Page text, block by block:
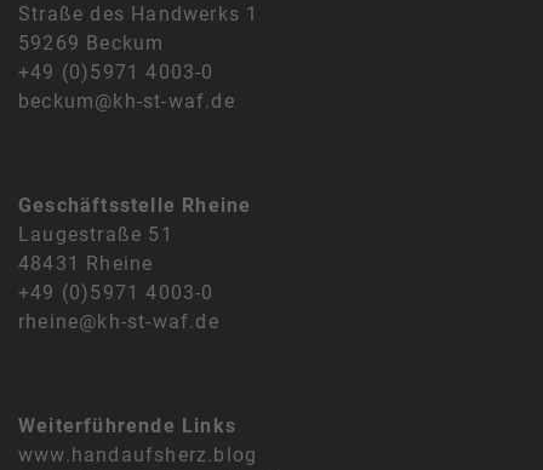
Straße des Handwerks 1
59269 Beckum
+49 (0)5971 4003-0
beckum@kh-st-waf.de
Geschäftsstelle Rheine
Laugestraße 51
48431 Rheine
+49 (0)5971 4003-0
rheine@kh-st-waf.de
Weiterführende Links
www.handaufsherz.blog